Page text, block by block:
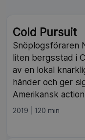
Cold Pursuit
Snöplogsföraren
liten bergsstad i
av en lokal
händer och ger
Amerikansk
2019 120 min